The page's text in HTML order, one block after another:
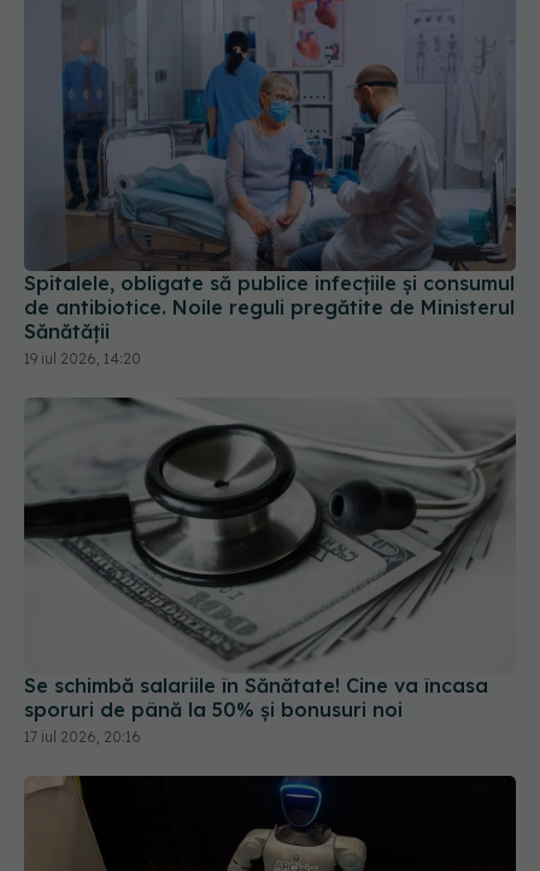
Spitalele, obligate să publice infecțiile și consumul
de antibiotice. Noile reguli pregătite de Ministerul
Sănătății
19 iul 2026, 14:20
Se schimbă salariile în Sănătate! Cine va încasa
sporuri de până la 50% și bonusuri noi